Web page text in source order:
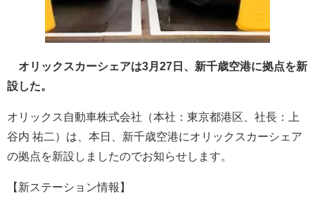
オリックスカーシェアは3月27日、新千歳空港に拠点を新
設した。
オリックス自動車株式会社（本社：東京都港区、社長：上
谷内 祐二）は、本日、新千歳空港にオリックスカーシェア
の拠点を新設しましたのでお知らせします。
【新ステーション情報】